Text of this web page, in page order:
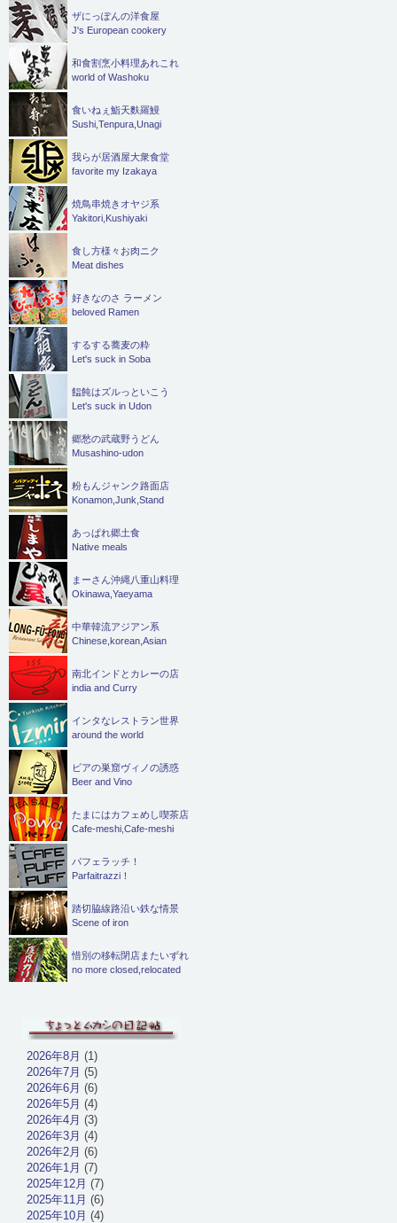
ザにっぽんの洋食屋
J's European cookery
和食割烹小料理あれこれ
world of Washoku
食いねぇ鮨天麩羅鰻
Sushi,Tenpura,Unagi
我らが居酒屋大衆食堂
favorite my Izakaya
焼鳥串焼きオヤジ系
Yakitori,Kushiyaki
食し方様々お肉ニク
Meat dishes
好きなのさ ラーメン
beloved Ramen
するする蕎麦の粋
Let's suck in Soba
饂飩はズルっといこう
Let's suck in Udon
郷愁の武蔵野うどん
Musashino-udon
粉もんジャンク路面店
Konamon,Junk,Stand
あっぱれ郷土食
Native meals
まーさん沖縄八重山料理
Okinawa,Yaeyama
中華韓流アジアン系
Chinese,korean,Asian
南北インドとカレーの店
india and Curry
インタなレストラン世界
around the world
ビアの巣窟ヴィノの誘惑
Beer and Vino
たまにはカフェめし喫茶店
Cafe-meshi,Cafe-meshi
パフェラッチ！
Parfaitrazzi！
踏切脇線路沿い鉄な情景
Scene of iron
惜別の移転閉店またいずれ
no more closed,relocated
2026年8月 (1)
2026年7月 (5)
2026年6月 (6)
2026年5月 (4)
2026年4月 (3)
2026年3月 (4)
2026年2月 (6)
2026年1月 (7)
2025年12月 (7)
2025年11月 (6)
2025年10月 (4)